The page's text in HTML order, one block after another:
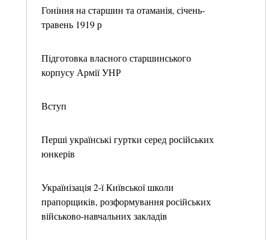
Гоніння на старшин та отаманія, січень-
травень 1919 р
Підготовка власного старшинського
корпусу Армії УНР
Вступ
Перші українські гуртки серед російських
юнкерів
Українізація 2-ї Київської школи
прапорщиків, розформування російських
військово-навчальних закладів